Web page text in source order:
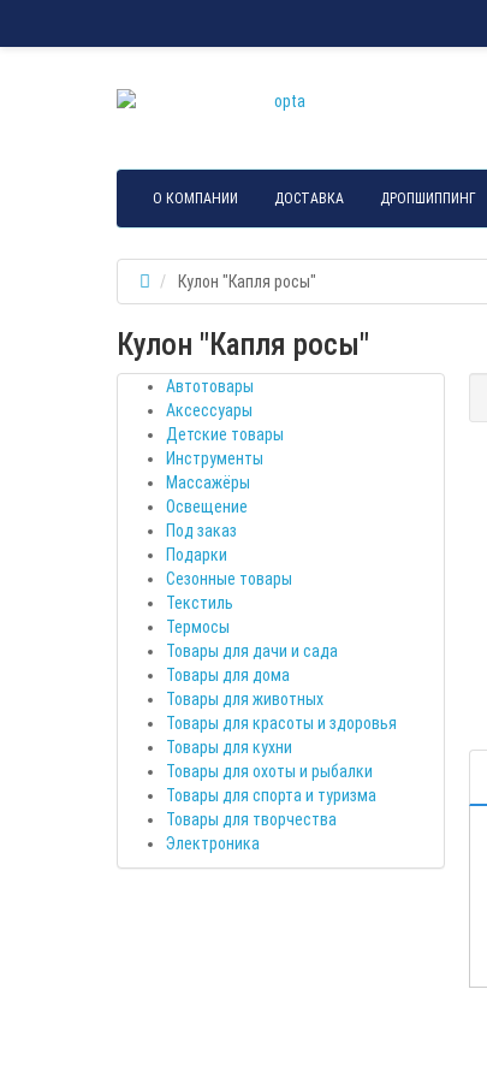
О КОМПАНИИ ДОСТАВКА ДРОПШИППИНГ
Кулон "Капля росы"
Кулон "Капля росы"
Автотовары
Аксессуары
Детские товары
Инструменты
Массажёры
Освещение
Под заказ
Подарки
Сезонные товары
Текстиль
Термосы
Товары для дачи и сада
Товары для дома
Товары для животных
Товары для красоты и здоровья
Товары для кухни
Товары для охоты и рыбалки
Товары для спорта и туризма
Товары для творчества
Электроника